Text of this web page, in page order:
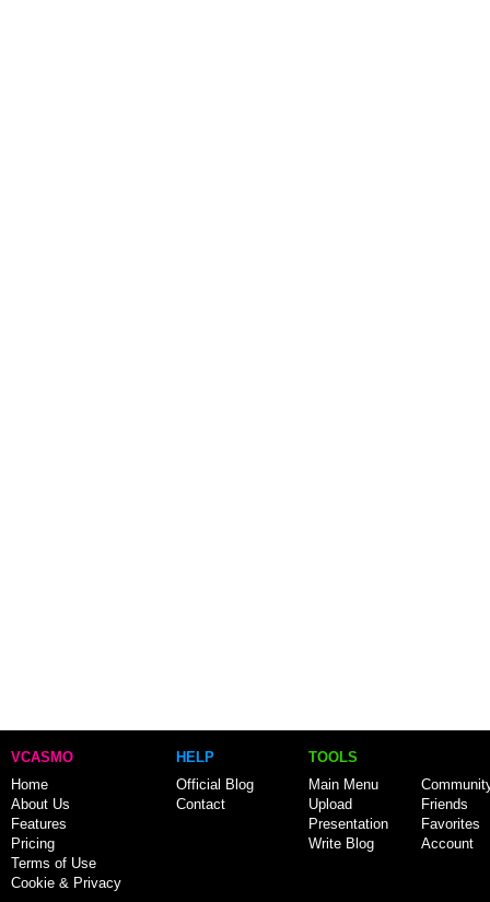
VCASMO
Home
About Us
Features
Pricing
Terms of Use
Cookie & Privacy
HELP
Official Blog
Contact
TOOLS
Main Menu
Upload
Presentation
Write Blog
Friends
Favorites
Account